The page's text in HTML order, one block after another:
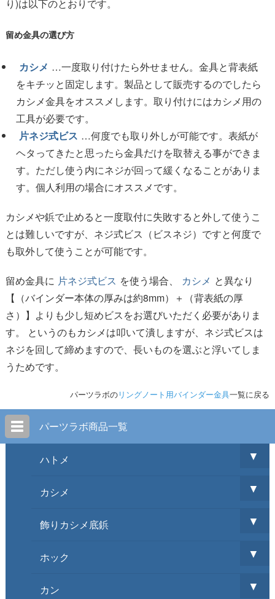
り)は以下のとおりです。
留め金具の選び方
カシメ …一度取り付けたら外せません。金具と背表紙
をキチッと固定します。製品として販売するのでしたら
カシメ金具をオススメします。取り付けにはカシメ用の
工具が必要です。
片ネジ式ビス …何度でも取り外しが可能です。表紙が
ヘタってきたと思ったら金具だけを取替える事ができま
す。ただし使う内にネジが回って緩くなることがありま
す。個人利用の場合にオススメです。
カシメや鋲で止めると一度取付に失敗すると外して使うこ
とは難しいですが、ネジ式ビス（ビスネジ）ですと何度で
も取外して使うことが可能です。
留め金具に 片ネジ式ビス を使う場合、 カシメ と異なり
【（バインダー本体の厚みは約8mm）＋（背表紙の厚
さ）】よりも少し短めビスをお選びいただく必要がありま
す。 というのもカシメは叩いて潰しますが、ネジ式ビスは
ネジを回して締めますので、長いものを選ぶと浮いてしま
うためです。
パーツラボのリングノート用バインダー金具一覧に戻る
パーツラボ商品一覧
ハトメ ▼
カシメ ▼
飾りカシメ底鋲 ▼
ホック ▼
カン ▼